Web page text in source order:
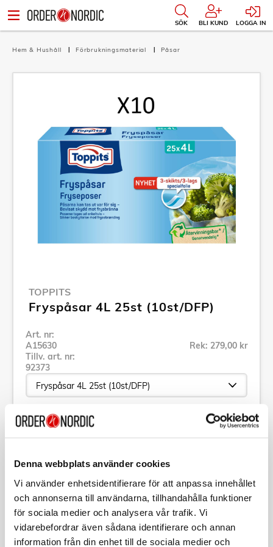
Denna webbplats använder cookies
Vi använder enhetsidentifierare för att anpassa innehållet
och annonserna till användarna, tillhandahålla funktioner
för sociala medier och analysera vår trafik. Vi
vidarebefordrar även sådana identifierare och annan
information från din enhet till de sociala medier och
SÖK BLI KUND LOGGA IN
Hem & Hushåll Förbrukningsmaterial Påsar
TOPPITS
Fryspåsar 4L 25st (10st/DFP)
Art. nr:
A15630
Tillv. art. nr:
92373
Rek: 279,00 kr
Se alla produkter inom Toppits
Specifikation
Beskrivning
Art. nr:A15630